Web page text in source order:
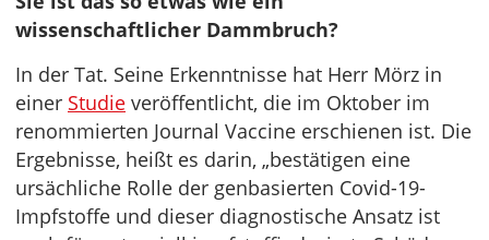
wissenschaftlicher Dammbruch?
In der Tat. Seine Erkenntnisse hat Herr Mörz in
einer Studie veröffentlicht, die im Oktober im
renommierten Journal Vaccine erschienen ist. Die
Ergebnisse, heißt es darin, „bestätigen eine
ursächliche Rolle der genbasierten Covid-19-
Impfstoffe und dieser diagnostische Ansatz ist